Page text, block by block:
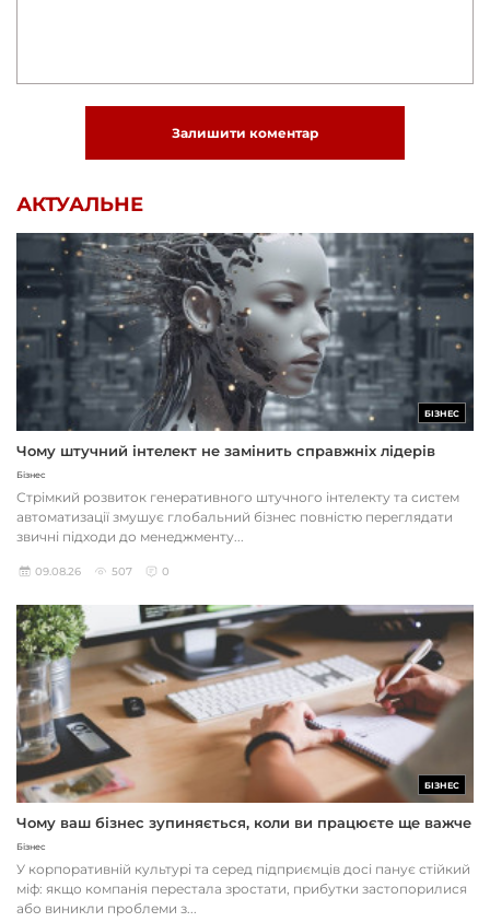
Залишити коментар
АКТУАЛЬНЕ
БІЗНЕС
Чому штучний інтелект не замінить справжніх лідерів
Бізнес
Стрімкий розвиток генеративного штучного інтелекту та систем
автоматизації змушує глобальний бізнес повністю переглядати
звичні підходи до менеджменту...
09.08.26 507 0
БІЗНЕС
Чому ваш бізнес зупиняється, коли ви працюєте ще важче
Бізнес
У корпоративній культурі та серед підприємців досі панує стійкий
міф: якщо компанія перестала зростати, прибутки застопорилися
або виникли проблеми з...